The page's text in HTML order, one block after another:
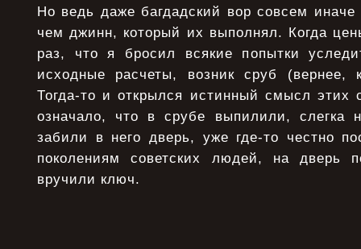
Но ведь даже багдадский вор совсем
чем джинн, который их выполнял. Когда
раз, что я бросил всякие попытки
исходные расчеты, возник сруб (вернее,
Тогда-то и открылся истинный смысл
означало, что в срубе выпилили, слегка
забили в него дверь, уже где-то честно
поколениям советских людей, на дверь
вручили ключ.